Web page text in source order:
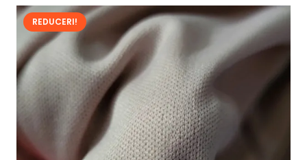
fost:
40,00 lei.
29,00 lei.
REDUCERI!